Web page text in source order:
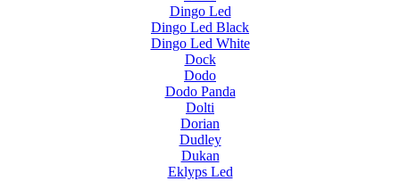
Dingo Led
Dingo Led Black
Dingo Led White
Dock
Dodo
Dodo Panda
Dolti
Dorian
Dudley
Dukan
Eklyps Led